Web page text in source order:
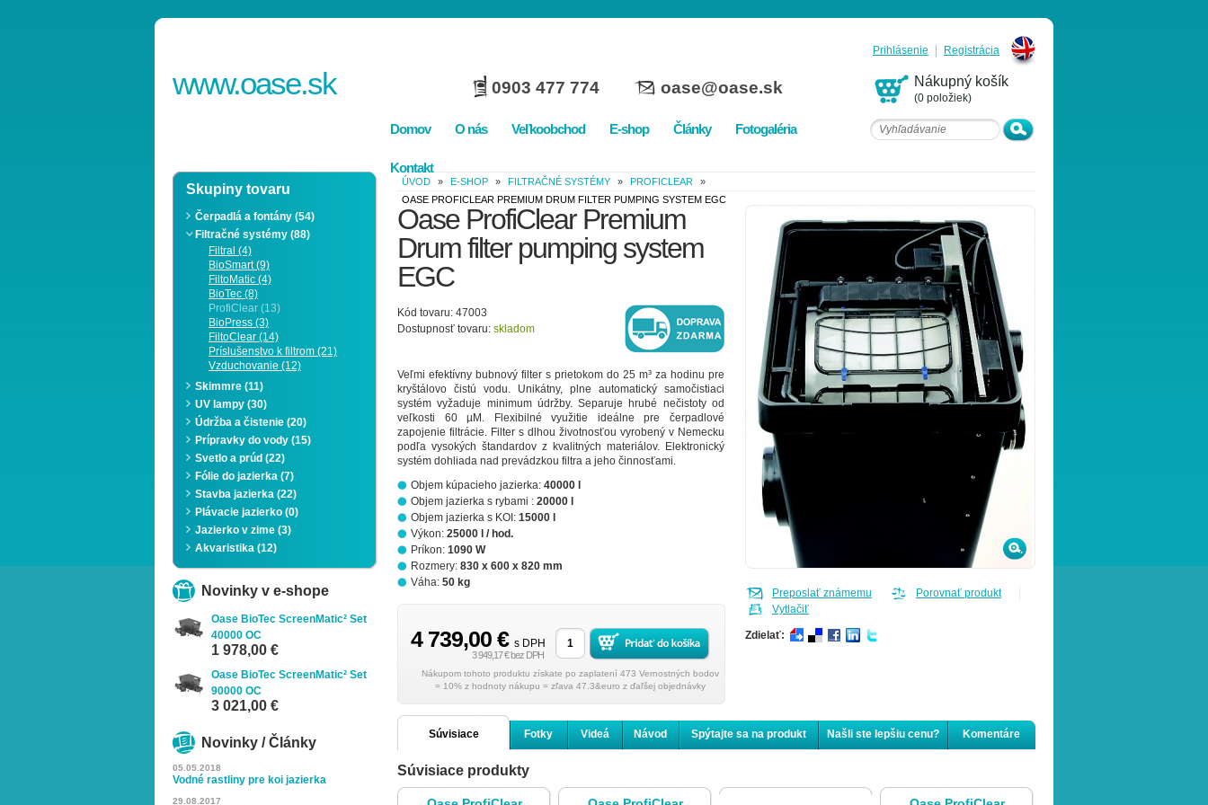
www.oase.sk
Registrácia
Prihlásenie
Nákupný košík
(0 položiek)
0903 477 774 oase@oase.sk
Domov O nás Veľkoobchod E-shop Články Fotogaléria
Kontakt
Skupiny tovaru
Čerpadlá a fontány (54)
Filtračné systémy (88)
Filtral (4)
BioSmart (9)
FiltoMatic (4)
BioTec (8)
ProfiClear (13)
BioPress (3)
FiltoClear (14)
Príslušenstvo k filtrom (21)
Vzduchovanie (12)
Skimmre (11)
UV lampy (30)
Údržba a čistenie (20)
Prípravky do vody (15)
Svetlo a prúd (22)
Fólie do jazierka (7)
Stavba jazierka (22)
Plávacie jazierko (0)
Jazierko v zime (3)
Akvaristika (12)
Novinky v e-shope
Oase BioTec ScreenMatic² Set
40000 OC
1 978,00 €
Oase BioTec ScreenMatic² Set
90000 OC
3 021,00 €
Novinky / Články
05.05.2018
Vodné rastliny pre koi jazierka
29.08.2017
ÚVOD » E-SHOP » FILTRAČNÉ SYSTÉMY » PROFICLEAR
»
OASE PROFICLEAR PREMIUM DRUM FILTER PUMPING SYSTEM EGC
Oase ProfiClear Premium
Drum filter pumping system
EGC
Kód tovaru: 47003
Dostupnosť tovaru: skladom
Veľmi efektívny bubnový filter s prietokom do 25 m³ za hodinu pre
kryštálovo čistú vodu. Unikátny, plne automatický samočistiaci
systém vyžaduje minimum údržby. Separuje hrubé nečistoty od
veľkosti 60 µM. Flexibilné využitie ideálne pre čerpadlové
zapojenie filtrácie. Filter s dlhou životnosťou vyrobený v Nemecku
podľa vysokých štandardov z kvalitných materiálov. Elektronický
systém dohliada nad prevádzkou filtra a jeho činnosťami.
Objem kúpacieho jazierka: 40000 l
Objem jazierka s rybami : 20000 l
Objem jazierka s KOI: 15000 l
Výkon: 25000 l / hod.
Príkon: 1090 W
Rozmery: 830 x 600 x 820 mm
Váha: 50 kg
4 739,00 € s DPH
3 949,17 € bez DPH
Nákupom tohoto produktu získate po zaplatení 473 Vernostných bodov
= 10% z hodnoty nákupu = zľava 47.3&euro z ďaľšej objednávky
Preposlať známemu
Porovnať produkt
Vytlačiť
Zdielať:
Súvisiace
produkty
Fotky Videá Návod Spýtajte sa na produkt Našli ste lepšiu cenu? Komentáre
Súvisiace produkty